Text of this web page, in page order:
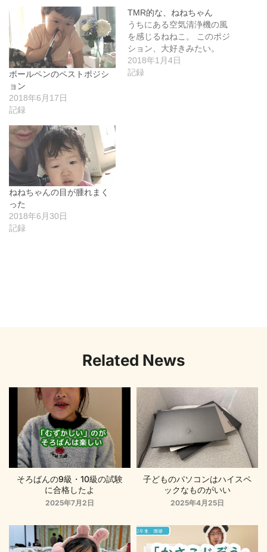
ボールペンのペストポジシ
ョン
2018年6月17日
記録
TMR的な、ねねちゃん
うちにある空気清浄機の風
を感じるねねこ。 このポジ
ション、大好きみたい。
2018年1月4日
記録
ねねちゃんの目が腫れまく
った
2018年6月30日
記録
Related News
そろばんの9級・10級の試験
に合格したよ
2025年7月2日
子どものパソコンはハイスペ
ックなものがいい
2025年4月25日